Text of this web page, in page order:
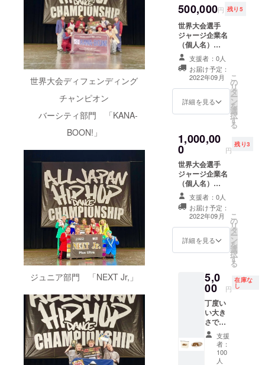
世界大会ディフェンディング
チャンピオン
バーシティ部門 「KANA-
BOON!」
ジュニア部門 「NEXT Jr,」
前・ご
連絡先
をご記
入頂
き、
ジャー
ジ記載
企業名
（ロ
ゴ）の
デー
い。 ■
ジャー
ジ協賛
頂いた
方は世
界大会
で掲げ
る横断
幕にも
お名前
させて
いただ
す。
※ロゴの
大きさ
は・配
置につ
いてこ
ちらに
お任せ
頂きま
す。 ■
を添付くださ
い。 ■ジャージ
協賛頂いた方は
世界大会で掲げ
る横断幕にもお
名前を掲載させ
ていただきま
す。 ※ロゴの
大きさは・配置
にお任せ頂きま
す。 ■ジャージ
によって異なり
ますのでサイズ
は目安となりま
す。 ■世界大会
時だけでなく国
内のイベント時
にも着用しま
す。 ー注意ー ※
渡航に間に合う
ようにジャージ
を作成いたしま
すので、６月３
０日以降の企業
はジャージ・横
断幕へのロゴ掲
載はできません
ので予めご了承
ください。 ※
ジャージ・横断
幕支給リターン
はございませ
ん。選手が着用
している写真を
500,000円 残り5
世界大会選手
ジャージ企業名
（個人名）
（10×15） ＆T
シャツ＆お礼
メール（★５名
様） ■備考欄に
代表者様のお名
前・ご連絡先を
データーを添付
ください。 ■
ジャージ協賛頂
いた方は世界大
会で掲げる横断
幕にもお名前を
掲載させていた
だきます。 ※
ロゴの大きさ
は・配置につい
せ頂きます。 ■
ジャージ記載の
デザインによっ
て異なりますの
でサイズは目安
となります。 ■
世界大会時だけ
でなく国内のイ
ベント時にも着
用します。 ー注
意ー ※渡航に間
に合うように
支援者：0人
お届け予定：
2022年09月
詳細を見る
こ
の
リ
タ
ー
ン
を
選
択
す
る
1,000,00
0 円
残り3
世界大会選手
ジャージ企業名
（個人名）
（10×30） ＆T
シャツ＆お礼
メール（★３名
様） ■備考欄に
代表者様のお名
前・ご連絡先を
データーを添付
ください。 ■
ジャージ協賛頂
いた方は世界大
会で掲げる横断
幕にもお名前を
掲載させていた
だきます。 ※
ロゴの大きさ
支援者：0人
お届け予定：
2022年09月
詳細を見る
こ
の
リ
タ
ー
ン
を
選
択
す
る
5,0
00 円
在庫な
し
丁度い
い大き
さで
す。 生
地もホ
ワイト
ではな
支援
者：
100
人